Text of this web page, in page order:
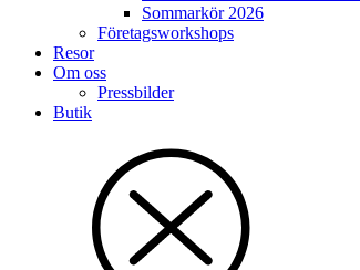
Sommarkör 2026
Företagsworkshops
Resor
Om oss
Pressbilder
Butik